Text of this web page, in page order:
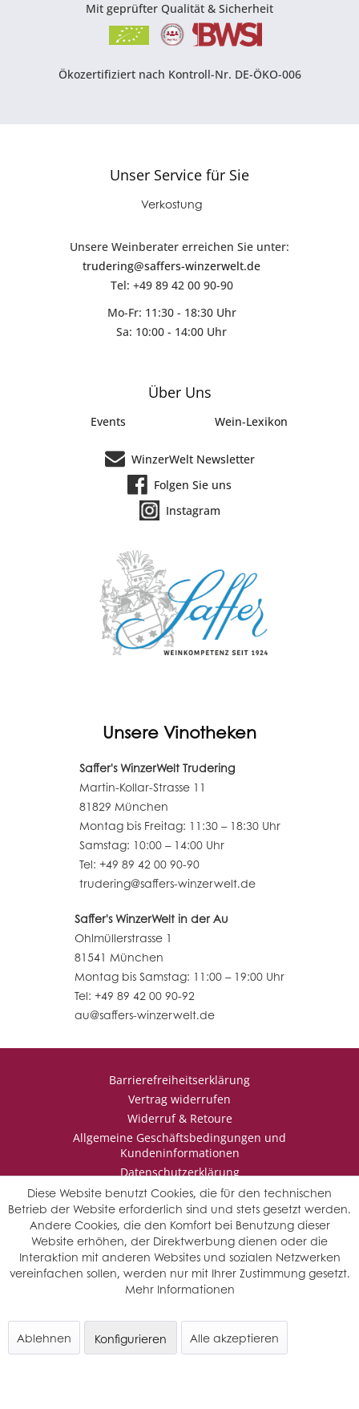
Mit geprüfter Qualität & Sicherheit
Ökozertifiziert nach Kontroll-Nr. DE-ÖKO-006
Unser Service für Sie
Verkostung
Unsere Weinberater erreichen Sie unter:
trudering@saffers-winzerwelt.de
Tel: +49 89 42 00 90-90
Mo-Fr: 11:30 - 18:30 Uhr
Sa: 10:00 - 14:00 Uhr
Über Uns
Events Wein-Lexikon
WinzerWelt Newsletter
Folgen Sie uns
Instagram
Unsere Vinotheken
Saffer's WinzerWelt Trudering
Martin-Kollar-Strasse 11
81829 München
Montag bis Freitag: 11:30 – 18:30 Uhr
Samstag: 10:00 – 14:00 Uhr
Tel: +49 89 42 00 90-90
trudering@saffers-winzerwelt.de
Saffer's WinzerWelt in der Au
Ohlmüllerstrasse 1
81541 München
Montag bis Samstag: 11:00 – 19:00 Uhr
Tel: +49 89 42 00 90-92
au@saffers-winzerwelt.de
Barrierefreiheitserklärung
Vertrag widerrufen
Widerruf & Retoure
Allgemeine Geschäftsbedingungen und
Kundeninformationen
Datenschutzerklärung
Impressum
* Wir behalten uns vor den Jahrgang auszuwählen, sollten mehrere
Jahrgänge verfügbar sein.
© Saffers WinzerWelt - alle Rechte vorbehalten
Diese Website benutzt Cookies, die für den technischen
Betrieb der Website erforderlich sind und stets gesetzt werden.
Andere Cookies, die den Komfort bei Benutzung dieser
Website erhöhen, der Direktwerbung dienen oder die
Interaktion mit anderen Websites und sozialen Netzwerken
vereinfachen sollen, werden nur mit Ihrer Zustimmung gesetzt.
Mehr Informationen
Ablehnen Alle akzeptieren
Konfigurieren